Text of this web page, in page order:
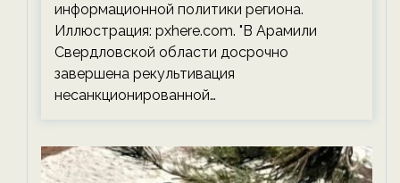
информационной политики региона.
Иллюстрация: pxhere.com. "В Арамили
Свердловской области досрочно
завершена рекультивация
несанкционированной…